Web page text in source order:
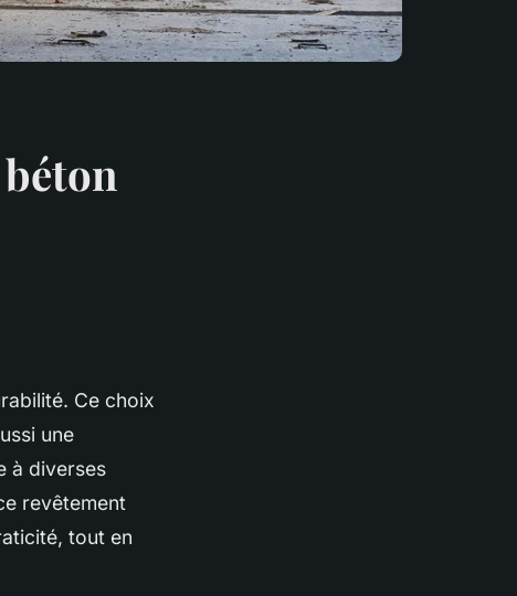
Ce choix
une
à diverses
revêtement
tout en